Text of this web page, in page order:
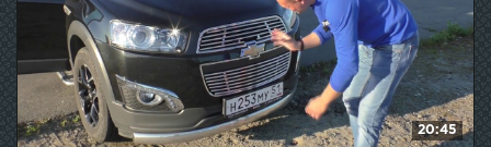
20:45